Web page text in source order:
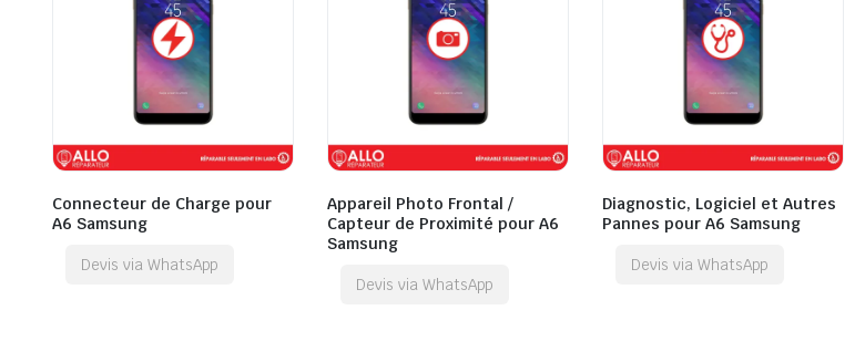
Connecteur de Charge pour
A6 Samsung
Devis via WhatsApp
Appareil Photo Frontal /
Capteur de Proximité pour A6
Samsung
Devis via WhatsApp
Diagnostic, Logiciel et Autres
Pannes pour A6 Samsung
Devis via WhatsApp